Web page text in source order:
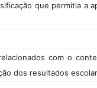
que permitia a
com o
dos resultados